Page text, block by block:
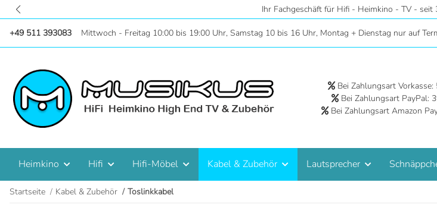
Zentral in Hannover - Riesige Auswahl auf 2 Etagen -
+49 511 393083 Mittwoch - Freitag 10:00 bis 19:00 Uhr, Samstag 10 bis 16 Uhr, Montag + Dienstag nur auf
Bei Zahlungsart Vorkasse:
Bei Zahlungsart PayPal:
Bei Zahlungsart Amazon
Heimkino Hifi Hifi-Möbel Kabel & Zubehör Lautsprecher
Startseite Kabel & Zubehör Toslinkkabel